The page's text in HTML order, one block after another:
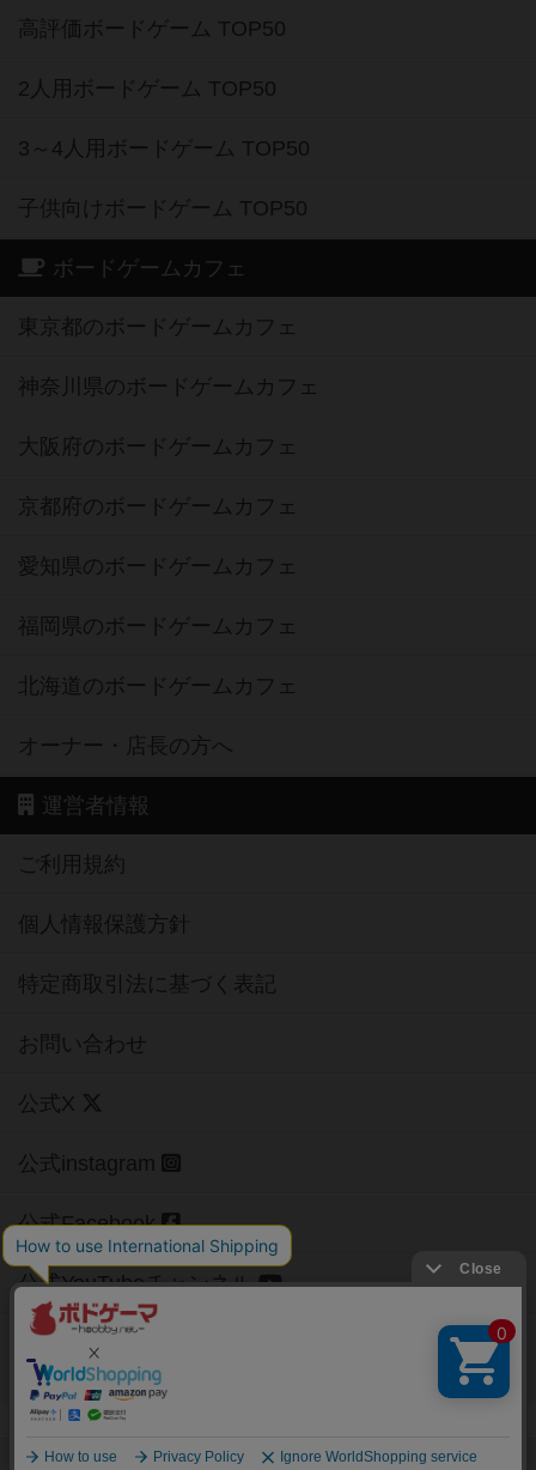
高評価ボードゲーム TOP50
2人用ボードゲーム TOP50
3～4人用ボードゲーム TOP50
子供向けボードゲーム TOP50
ボードゲームカフェ
東京都のボードゲームカフェ
神奈川県のボードゲームカフェ
大阪府のボードゲームカフェ
京都府のボードゲームカフェ
愛知県のボードゲームカフェ
福岡県のボードゲームカフェ
北海道のボードゲームカフェ
オーナー・店長の方へ
運営者情報
ご利用規約
個人情報保護方針
特定商取引法に基づく表記
お問い合わせ
公式X
公式instagram
公式Facebook
公式YouTubeチャンネル